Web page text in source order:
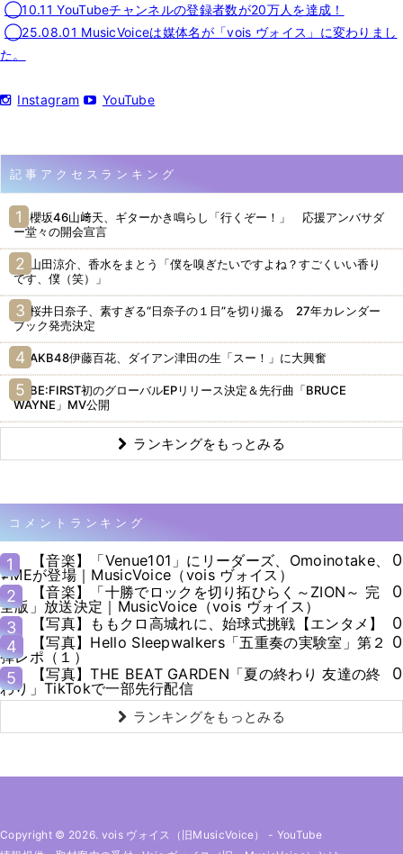
◯10.11 YouTubeチャンネルの登録者数が20万人を達成！
◯25.08.01 MusicVoiceは媒体名が「vois ヴォイス」に変わりまし
た。
Instagram YouTube
記事アクセスランキング
櫻坂46山﨑天、ギターかき鳴らし「行くぞー！」 応援アンバサダ
ー堂々の開会宣言
山田涼介、香水をまとう「僕を嗅ぎたいですよね？すごくいい香り
です、僕（笑）」
桜井日奈子、素すぎる“日奈子の１日”を切り撮る 27年カレンダー
ブック発売決定
AKB48伊藤百花、ダイアン津田の生「スー！」に大興奮
BE:FIRST初のグローバルEPリリース決定＆先行曲「BRUCE
WAYNE」MV公開
ランキングをもっとみる
コメントランキング
1
【音楽】「Venue101」にリーダーズ、Omoinotake、
≠MEが登場｜MusicVoice（vois ヴォイス）
0
2
【音楽】「十勝でロックを切り拓ひらく～ZION～ 完
全版」放送決定｜MusicVoice（vois ヴォイス）
0
3
【写真】ももクロ高城れに、始球式挑戦【エンタメ】
0
4
【写真】Hello Sleepwalkers「五重奏の実験室」第２
弾レポ（１）
0
5
【写真】THE BEAT GARDEN「夏の終わり 友達の終
わり」TikTokで一部先行配信
0
ランキングをもっとみる
Copyright © 2026. vois ヴォイス（旧MusicVoice） - YouTube